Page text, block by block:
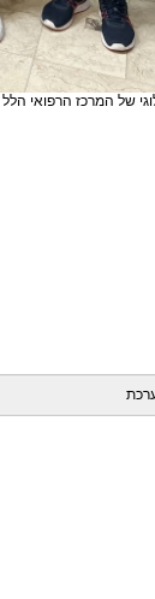
של המרכז הרפואי